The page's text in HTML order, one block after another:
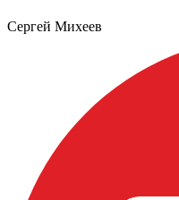
Сергей Михеев